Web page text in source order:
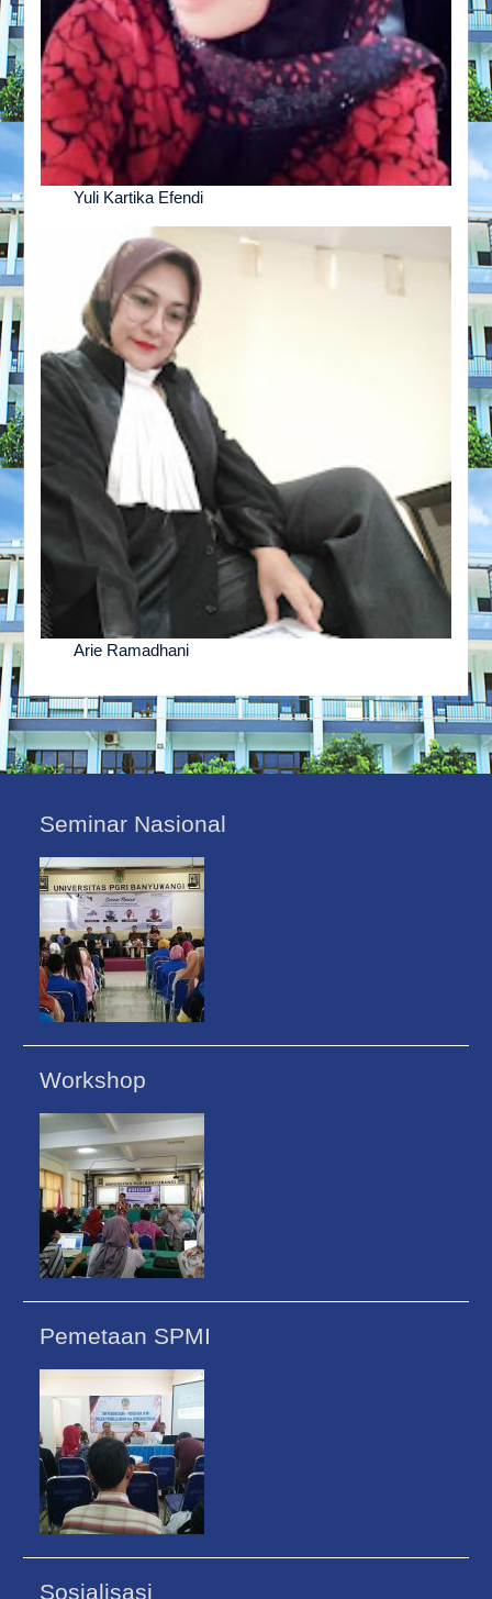
Yuli Kartika Efendi
Arie Ramadhani
Seminar Nasional
Workshop
Pemetaan SPMI
Sosialisasi